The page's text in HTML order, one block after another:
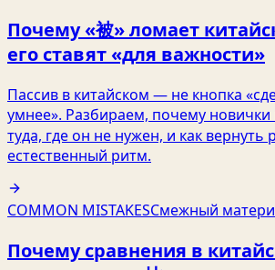
Почему «被» ломает
его ставят «для важности»
Пассив в китайском — не кнопка
умнее». Разбираем, почему новички
туда, где он не нужен, и как вернуть
естественный ритм.
COMMON MISTAKESСмежный
Почему сравнения в